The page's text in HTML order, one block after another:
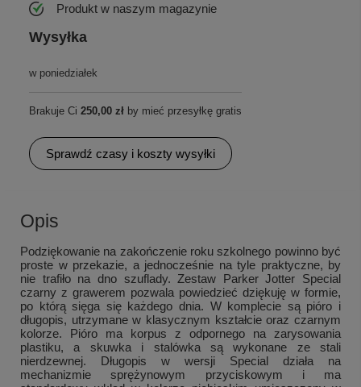
Produkt w naszym magazynie
Wysyłka
w poniedziałek
Brakuje Ci 250,00 zł by mieć przesyłkę gratis
Sprawdź czasy i koszty wysyłki
Opis
Podziękowanie na zakończenie roku szkolnego powinno być
proste w przekazie, a jednocześnie na tyle praktyczne, by
nie trafiło na dno szuflady. Zestaw Parker Jotter Special
czarny z grawerem pozwala powiedzieć dziękuję w formie,
po którą sięga się każdego dnia. W komplecie są pióro i
długopis, utrzymane w klasycznym kształcie oraz czarnym
kolorze. Pióro ma korpus z odpornego na zarysowania
plastiku, a skuwka i stalówka są wykonane ze stali
nierdzewnej. Długopis w wersji Special działa na
mechanizmie sprężynowym przyciskowym i ma